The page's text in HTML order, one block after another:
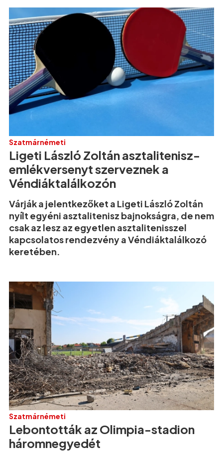
Szatmárnémeti
Ligeti László Zoltán asztalitenisz-
emlékversenyt szerveznek a
Véndiáktalálkozón
Várják a jelentkezőket a Ligeti László Zoltán
nyílt egyéni asztalitenisz bajnokságra, de nem
csak az lesz az egyetlen asztalitenisszel
kapcsolatos rendezvény a Véndiáktalálkozó
keretében.
Szatmárnémeti
Lebontották az Olimpia-stadion
háromnegyedét